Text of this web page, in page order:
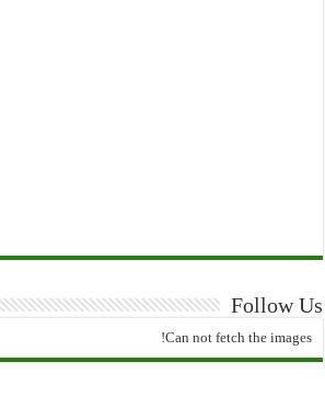
Follow Us
Can not fetch the images!